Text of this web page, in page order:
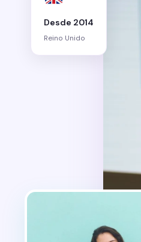
Desde 2014
Reino Unido